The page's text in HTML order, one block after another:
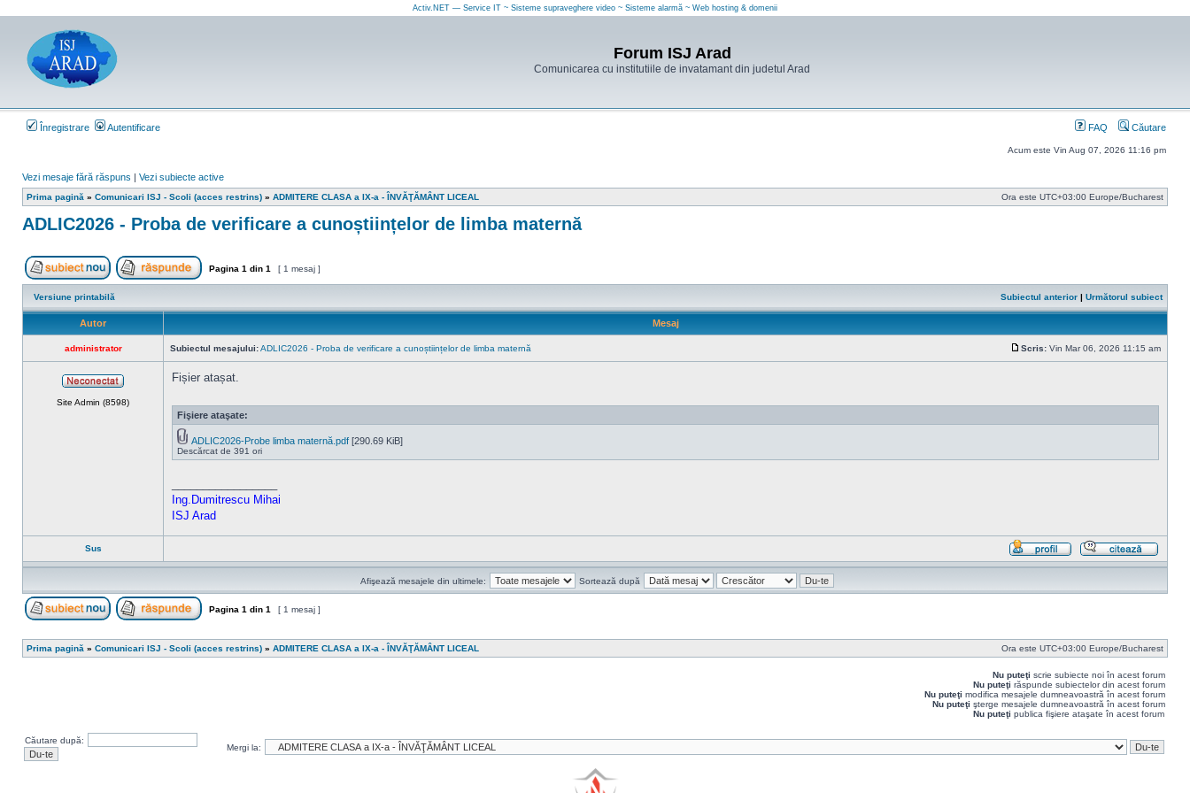
Activ.NET — Service IT ~ Sisteme supraveghere video ~ Sisteme alarmă ~ Web hosting & domenii
Forum ISJ Arad
Comunicarea cu institutiile de invatamant din judetul Arad
Înregistrare Autentificare FAQ Căutare
Acum este Vin Aug 07, 2026 11:16 pm
Vezi mesaje fără răspuns | Vezi subiecte active
Prima pagină » Comunicari ISJ - Scoli (acces restrins) » ADMITERE CLASA a IX-a - ÎNVĂŢĂMÂNT LICEAL Ora este UTC+03:00 Europe/Bucharest
ADLIC2026 - Proba de verificare a cunoștiințelor de limba maternă
Scrie un subiect nou Răspunde la subiect
Pagina 1 din 1 [ 1 mesaj ]
Versiune printabilă Subiectul anterior | Următorul subiect
Autor Mesaj
administrator Subiectul mesajului:ADLIC2026 - Proba de verificare a cunoștiințelor de limba maternă
Scris: Vin Mar 06, 2026 11:15 am
Site Admin (8598)
Fișier atașat.
Fişiere ataşate:
ADLIC2026-Probe limba maternă.pdf [290.69 KiB]
Descărcat de 391 ori
Ing.Dumitrescu Mihai
ISJ Arad
Sus
cu
Profil
Afişează mesajele din ultimele:
Sortează după
Pagina 1 din 1 [ 1 mesaj ]
Prima pagină » Comunicari ISJ - Scoli (acces restrins) » ADMITERE CLASA a IX-a - ÎNVĂŢĂMÂNT LICEAL Ora este UTC+03:00 Europe/Bucharest
Nu puteţi scrie subiecte noi în acest forum
Nu puteţi răspunde subiectelor din acest forum
Nu puteţi modifica mesajele dumneavoastră în acest forum
Nu puteţi şterge mesajele dumneavoastră în acest forum
Nu puteţi publica fişiere ataşate în acest forum
Căutare după:
Mergi la: